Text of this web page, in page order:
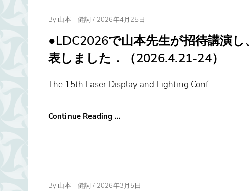
By 山本 健詞 / Posted
2026年4月25日
●LDC2026で山本先生が招待講演
表しました．（2026.4.21-24）
The 15th Laser Display and Lighting Conf
Continue Reading …
By 山本 健詞 / Posted
2026年3月5日